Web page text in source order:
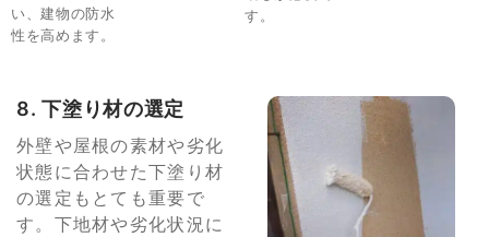
い、建物の防水
性を高めます。
す。
8. 下塗り材の選定
外壁や屋根の素材や劣化
状態に合わせた下塗り材
の選定もとても重要で
す。下地材や劣化状況に